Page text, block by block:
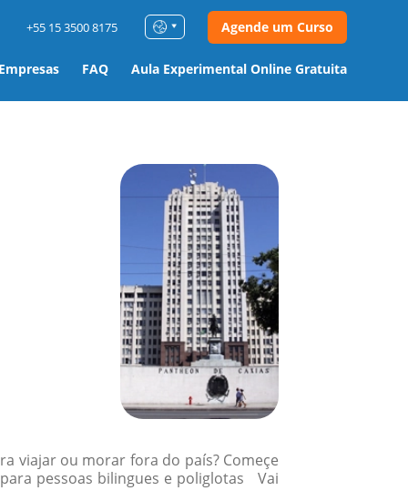
FAQ Aula Experimental Online Gratuita
+55 15 3500 8175 Agende um Curso
viajar ou morar fora do país? Começe
pessoas bilingues e poliglotas Vai